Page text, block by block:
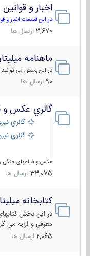
اخبار و قوانین
در این قسمت اخبار و
3,670 ارسال ها
ماهنامه
در این بخش می توانید
90 ارسال ها
گالري عكس و
گالري
گالري
عکس و فیلمهای جنگی
33,075 ارسال ها
کتابخانه
در این بخش کتابهای
معرفی و ارایه می
2,065 ارسال ها